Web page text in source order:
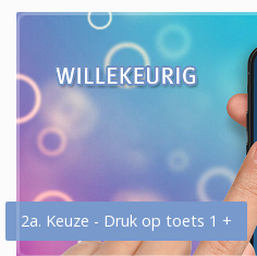
2a. Keuze - Druk op toets 1 +